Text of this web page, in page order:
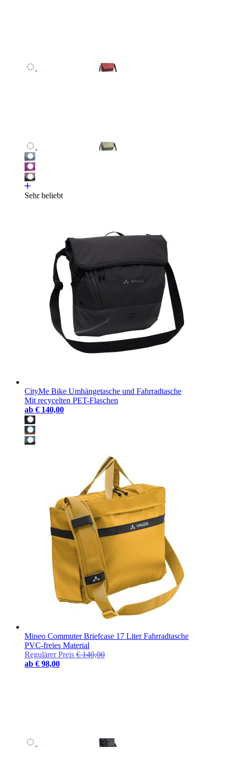
Sehr beliebt
CityMe Bike Umhängetasche und Fahrradtasche
Mit recycelten PET-Flaschen
ab € 140,00
Mineo Commuter Briefcase 17 Liter Fahrradtasche
PVC-freies Material
Regulärer Preis € 140,00
ab € 98,00